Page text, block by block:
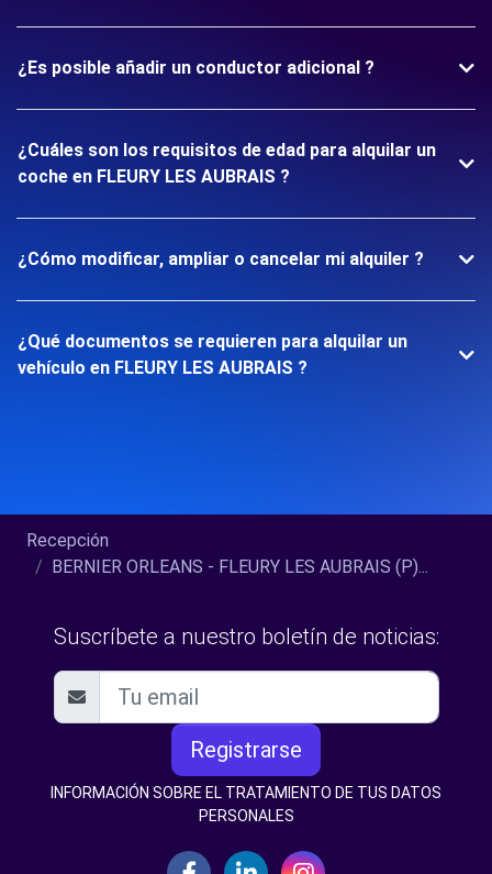
¿Es posible añadir un conductor adicional ?
¿Cuáles son los requisitos de edad para alquilar un
coche en FLEURY LES AUBRAIS ?
¿Cómo modificar, ampliar o cancelar mi alquiler ?
¿Qué documentos se requieren para alquilar un
vehículo en FLEURY LES AUBRAIS ?
Recepción
BERNIER ORLEANS - FLEURY LES AUBRAIS (P)...
Suscríbete a nuestro boletín de noticias:
Registrarse
INFORMACIÓN SOBRE EL TRATAMIENTO DE TUS DATOS
PERSONALES